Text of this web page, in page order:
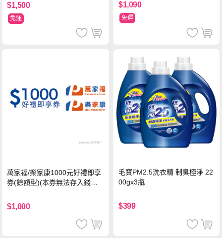
$1,500
免運
$1,090
免運
萬家福/樂家康1000元好禮即享
券(餘額型)(本券無法存入錢包
$1,000
毛寶PM2.5洗衣精 制臭極淨 22
00gx3瓶
$399